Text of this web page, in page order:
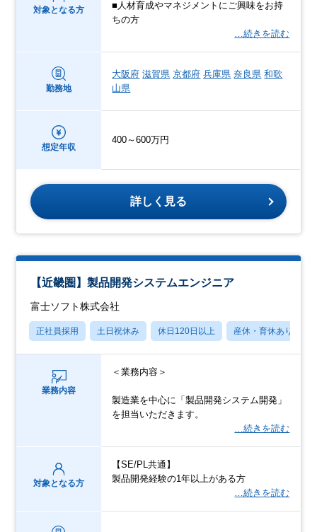
対象となる方
■人材育成やマネジメントにご興味をお持
ちの方
…続きを読む
勤務地
大阪府 滋賀県 京都府 兵庫県 奈良県 和歌
山県
想定年収
400～600万円
詳しく見る
【近畿圏】製品開発システムエンジニア
富士ソフト株式会社
正社員採用 土日祝休み 休日120日以上 産休・育休あり
業務内容
＜業務内容＞
製造業を中心に「製品開発システム開発」
を担当いただきます。
…続きを読む
対象となる方
【SE/PL共通】
製品開発経験の1年以上がある方
…続きを読む